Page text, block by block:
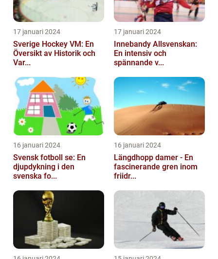
17 januari 2024
Sverige Hockey VM: En
Översikt av Historik och
Var...
17 januari 2024
Innebandy Allsvenskan:
En intensiv och
spännande v...
16 januari 2024
Svensk fotboll se: En
djupdykning i den
svenska fo...
16 januari 2024
Längdhopp damer - En
fascinerande gren inom
friidr...